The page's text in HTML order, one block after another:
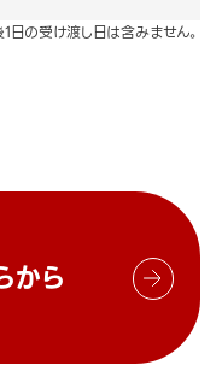
の受け渡し日は含みません。
から